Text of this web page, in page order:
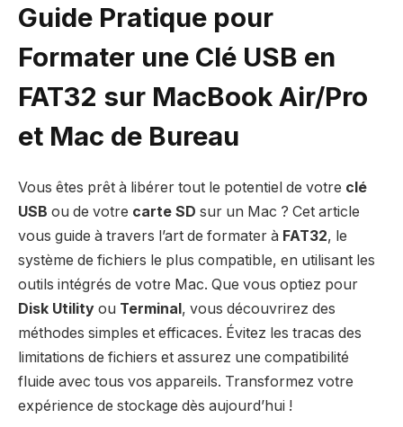
Guide Pratique pour
Formater une Clé USB en
FAT32 sur MacBook Air/Pro
et Mac de Bureau
Vous êtes prêt à libérer tout le potentiel de votre clé
USB ou de votre carte SD sur un Mac ? Cet article
vous guide à travers l’art de formater à FAT32, le
système de fichiers le plus compatible, en utilisant les
outils intégrés de votre Mac. Que vous optiez pour
Disk Utility ou Terminal, vous découvrirez des
méthodes simples et efficaces. Évitez les tracas des
limitations de fichiers et assurez une compatibilité
fluide avec tous vos appareils. Transformez votre
expérience de stockage dès aujourd’hui !